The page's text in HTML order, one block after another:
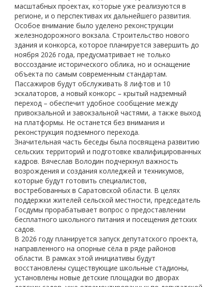
масштабных проектах, которые уже реализуются в
регионе, и о перспективах их дальнейшего развития.
Особое внимание было уделено реконструкции
железнодорожного вокзала. Строительство нового
здания и конкорса, которое планируется завершить до
ноября 2026 года, предусматривает не только
воссоздание исторического облика, но и оснащение
объекта по самым современным стандартам.
Пассажиров будут обслуживать 8 лифтов и 10
эскалаторов, а новый конкорс – крытый надземный
переход – обеспечит удобное сообщение между
привокзальной и завокзальной частями, а также выход
на платформы. Не останется без внимания и
реконструкция подземного перехода.
Значительная часть беседы была посвящена развитию
сельских территорий и подготовке квалифицированных
кадров. Вячеслав Володин подчеркнул важность
возрождения и создания колледжей и техникумов,
которые будут готовить специалистов,
востребованных в Саратовской области. В целях
поддержки жителей сельской местности, председатель
Госдумы прорабатывает вопрос о предоставлении
бесплатного школьного питания и посещения детских
садов.
В 2026 году планируется запуск депутатского проекта,
направленного на опорные сёла в ряде районов
области. В рамках этой инициативы будут
восстановлены существующие школьные стадионы,
установлены новые детские площадки во дворах